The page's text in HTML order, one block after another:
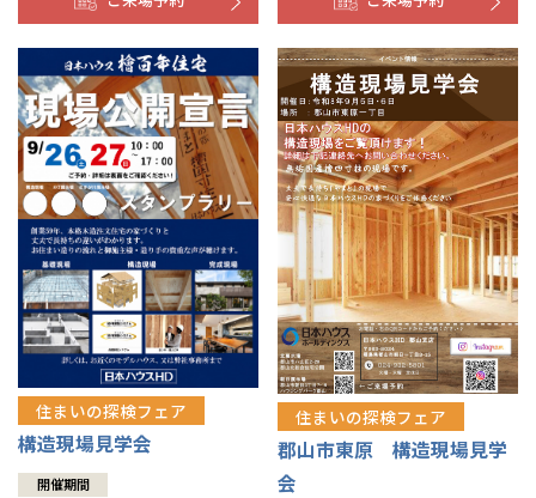
住まいの探検フェア
構造現場見学会
開催期間
住まいの探検フェア
郡山市東原 構造現場見学
会